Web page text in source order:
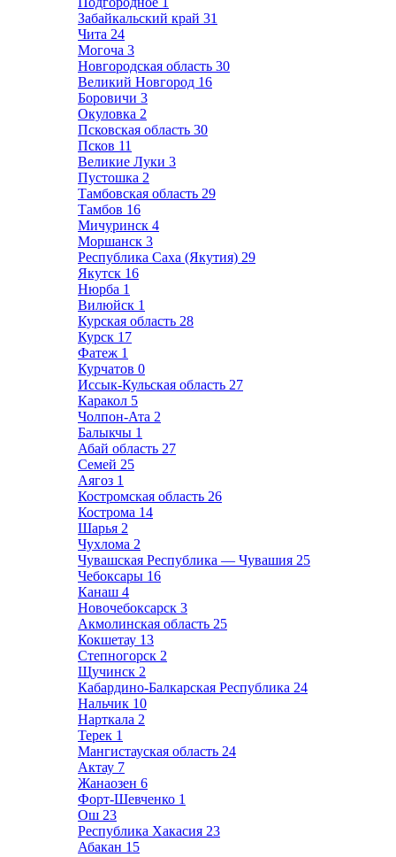
Забайкальский край 31
Чита 24
Могоча 3
Новгородская область 30
Великий Новгород 16
Боровичи 3
Окуловка 2
Псковская область 30
Псков 11
Великие Луки 3
Пустошка 2
Тамбовская область 29
Тамбов 16
Мичуринск 4
Моршанск 3
Республика Саха (Якутия) 29
Якутск 16
Нюрба 1
Вилюйск 1
Курская область 28
Курск 17
Фатеж 1
Курчатов 0
Иссык-Кульская область 27
Каракол 5
Чолпон-Ата 2
Балыкчы 1
Абай область 27
Семей 25
Аягоз 1
Костромская область 26
Кострома 14
Шарья 2
Чухлома 2
Чувашская Республика — Чувашия 25
Чебоксары 16
Канаш 4
Новочебоксарск 3
Акмолинская область 25
Кокшетау 13
Степногорск 2
Щучинск 2
Кабардино-Балкарская Республика 24
Нальчик 10
Нарткала 2
Терек 1
Мангистауская область 24
Актау 7
Жанаозен 6
Форт-Шевченко 1
Ош 23
Республика Хакасия 23
Абакан 15